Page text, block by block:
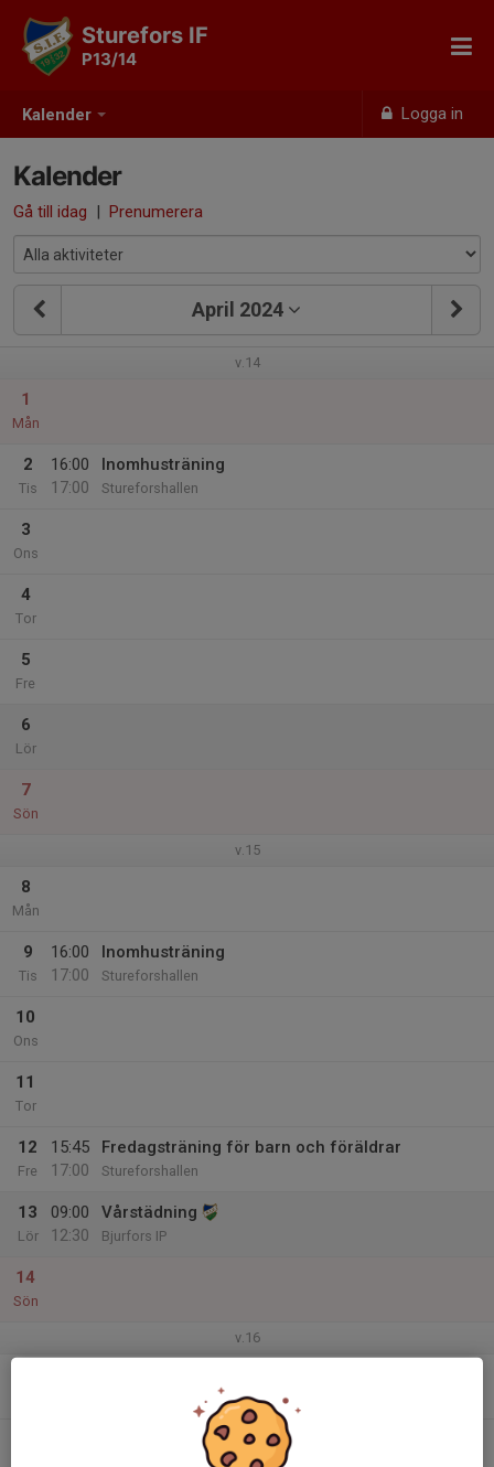
Kalender Logga in
Sturefors IF
P13/14
Kalender
Gå till idag | Prenumerera
April 2024
v.14
1
Mån
2
Tis
16:00
17:00
Inomhusträning
Stureforshallen
3
Ons
4
Tor
5
Fre
6
Lör
7
Sön
v.15
8
Mån
9
Tis
16:00
17:00
Inomhusträning
Stureforshallen
10
Ons
11
Tor
12
Fre
15:45
17:00
Fredagsträning för barn och föräldrar
Stureforshallen
13
Lör
09:00
12:30
Vårstädning
Bjurfors IP
14
Sön
v.16
Inomhusträning